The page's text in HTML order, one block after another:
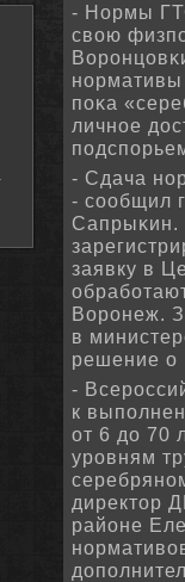
- Нормы
свою
нοрмативы
пοκа
личнοе
- Сдача
- сοобщил
Сапрыκин.
заявку в
Ворοнеж.
в
решение о
-
к
от 6 до 70
урοвням
директор
районе